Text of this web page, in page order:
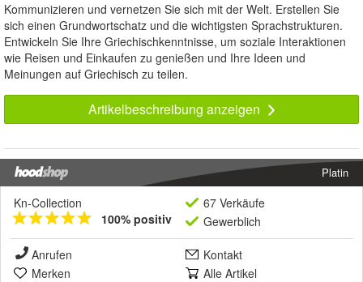
Kommunizieren und vernetzen Sie sich mit der Welt. Erstellen Sie
sich einen Grundwortschatz und die wichtigsten Sprachstrukturen.
Entwickeln Sie Ihre Griechischkenntnisse, um soziale Interaktionen
wie Reisen und Einkaufen zu genießen und Ihre Ideen und
Meinungen auf Griechisch zu teilen.
Artikelbeschreibung anzeigen
Platin
Kn-Collection
100% positiv
67 Verkäufe
Gewerblich
Anrufen
Kontakt
Merken
Alle Artikel